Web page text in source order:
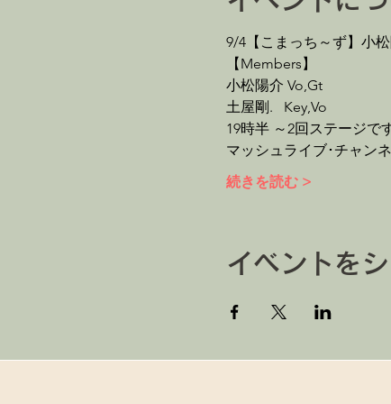
9/4【こまっち～ず】小
【Members】
小松陽介 Vo,Gt
土屋剛.   Key,Vo
19時半 ～2回ステージです
マッシュライブ･チャン
続きを読む >
イベントを